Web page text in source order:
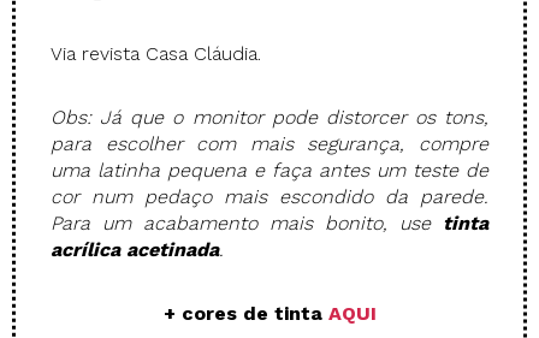
Via revista Casa Cláudia.
Obs: Já que o monitor pode distorcer os tons,
para escolher com mais segurança, compre
uma latinha pequena e faça antes um teste de
cor num pedaço mais escondido da parede.
Para um acabamento mais bonito, use tinta
acrílica acetinada.
+ cores de tinta AQUI